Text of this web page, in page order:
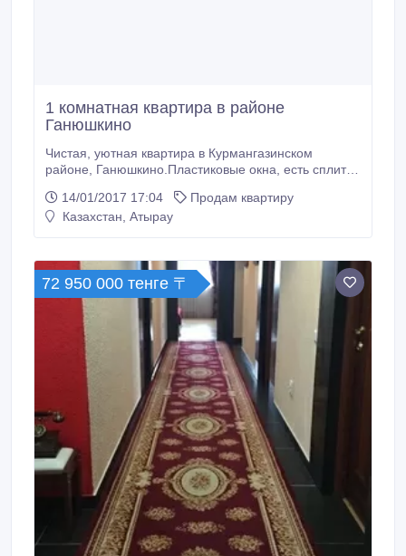
1 комнатная квартира в районе
Ганюшкино
Чистая, уютная квартира в Курмангазинском
районе, Ганюшкино.Пластиковые окна, есть сплит
14/01/2017 17:04
Продам квартиру
Казахстан, Атырау
72 950 000 тенге 〒